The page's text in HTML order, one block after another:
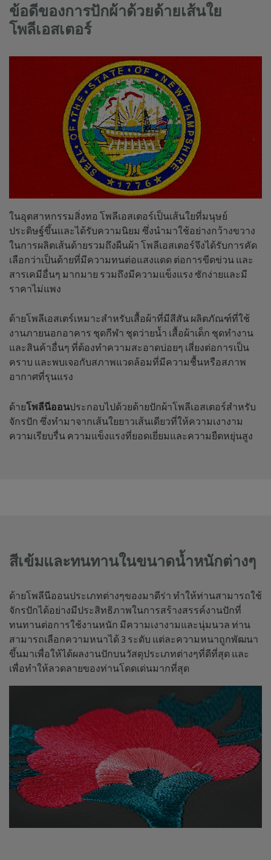
ข้อดีของการปักผ้าด้วยด้ายเส้นใย
โพลีเอสเตอร์
ในอุตสาหกรรมสิ่งทอ โพลีเอสเตอร์เป็นเส้นใยที่มนุษย์
ประดิษฐ์ขึ้นและได้รับความนิยม ซึ่งนำมาใช้อย่างกว้างขวาง
ในการผลิตเส้นด้ายรวมถึงผืนผ้า โพลีเอสเตอร์จึงได้รับการคัด
เลือกว่าเป็นด้ายที่มีความทนต่อแสงแดด ต่อการขีดข่วน และ
สารเคมีอื่นๆ มากมาย รวมถึงมีความแข็งแรง ซักง่ายและมี
ราคาไม่แพง
ด้ายโพลีเอสเตร์เหมาะสำหรับเสื้อผ้าที่มีสีสัน ผลิตภัณฑ์ที่ใช้
งานภายนอกอาคาร ชุดกีฬา ชุดว่ายน้ำ เสื้อผ้าเด็ก ชุดทำงาน
และสินค้าอื่นๆ ที่ต้องทำความสะอาดบ่อยๆ เสี่ยงต่อการเป็น
คราบ และพบเจอกับสภาพแวดล้อมที่มีความชื้นหรือสภาพ
อากาศที่รุนแรง
ด้ายโพลีนีออนประกอบไปด้วยด้ายปักผ้าโพลีเอสเตอร์สำหรับ
จักรปัก ซึ่งทำมาจากเส้นใยยาวเส้นเดียวที่ให้ความเงางาม
ความเรียบรื่น ความแข็งแรงที่ยอดเยี่ยมและความยืดหยุ่นสูง
สีเข้มและทนทานในขนาดน้ำหนักต่างๆ
ด้ายโพลีนีออนประเภทต่างๆของมาดีร่า ทำให้ท่านสามารถใช้
จักรปักได้อย่างมีประสิทธิภาพในการสร้างสรรค์งานปักที่
ทนทานต่อการใช้งานหนัก มีความเงางามและนุ่มนวล ท่าน
สามารถเลือกความหนาได้ 3 ระดับ แต่ละความหนาถูกพัฒนา
ขึ้นมาเพื่อให้ได้ผลงานปักบนวัสดุประเภทต่างๆที่ดีที่สุด และ
เพื่อทำให้ลวดลายของท่านโดดเด่นมากที่สุด